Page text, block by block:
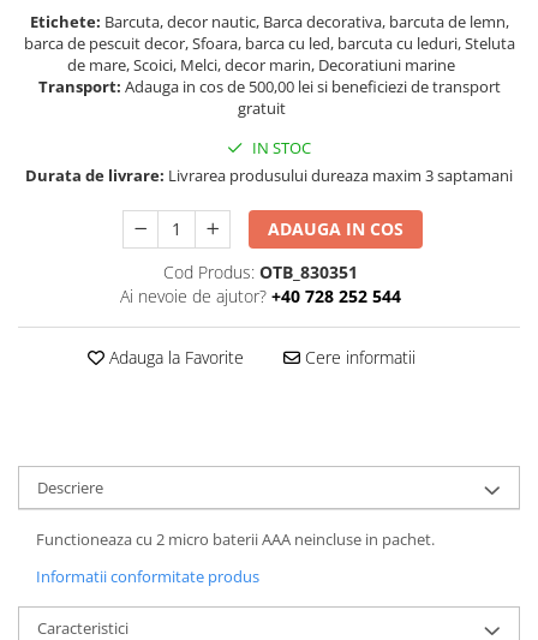
Etichete: Barcuta, decor nautic, Barca decorativa, barcuta de lemn,
barca de pescuit decor, Sfoara, barca cu led, barcuta cu leduri, Steluta
de mare, Scoici, Melci, decor marin, Decoratiuni marine
Transport: Adauga in cos de 500,00 lei si beneficiezi de transport
gratuit
IN STOC
Durata de livrare: Livrarea produsului dureaza maxim 3 saptamani
ADAUGA IN COS
Cod Produs: OTB_830351
Ai nevoie de ajutor? +40 728 252 544
Adauga la Favorite Cere informatii
Descriere
Functioneaza cu 2 micro baterii AAA neincluse in pachet.
Informatii conformitate produs
Caracteristici